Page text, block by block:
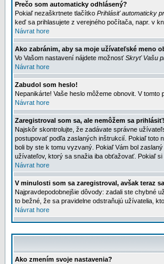
Prečo som automaticky odhlásený?
Pokiaľ nezaškrtnete tlačítko Prihlásiť automaticky
keď sa prihlasujete z verejného počítača, napr. v
Návrat hore
Ako zabránim, aby sa moje užívateľské meno
Vo Vašom nastavení nájdete možnosťSkryť Vašu
Návrat hore
Zabudol som heslo!
Nepanikárte! Vaše heslo môžeme obnovit. V
Návrat hore
Zaregistroval som sa, ale nemôžem sa prihlásiť!
Najskôr skontrolujte, že zadávate správne
postupovať podľa zaslaných inštrukcií. Pokiaľ toto
boli by ste k tomu vyzvaný. Pokiaľ Vám bol
užívateľov, ktorý sa snažia iba obťažovať. Pokiaľ si
Návrat hore
V minulosti som sa zaregistroval, avšak teraz
Najpravdepodobnejšie dôvody: zadali ste chybné
to bežné, že sa pravidelne odstraňujú užívatelia,
Návrat hore
Ako zmením svoje nastavenia?